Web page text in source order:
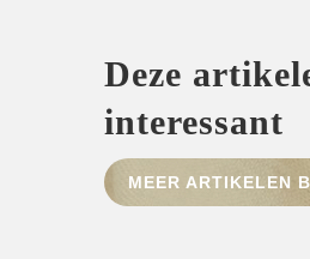
Deze
interessant
MEER ARTIKELEN